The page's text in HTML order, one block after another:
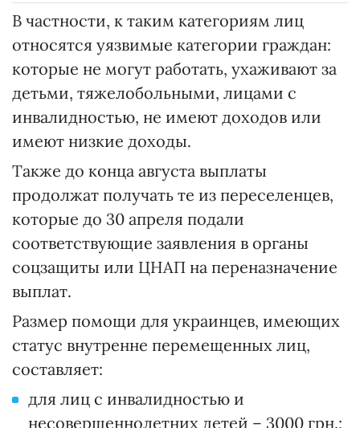
В частности, к таким категориям лиц
относятся уязвимые категории граждан:
которые не могут работать, ухаживают за
детьми, тяжелобольными, лицами с
инвалидностью, не имеют доходов или
имеют низкие доходы.
Также до конца августа выплаты
продолжат получать те из переселенцев,
которые до 30 апреля подали
соответствующие заявления в органы
соцзащиты или ЦНАП на переназначение
выплат.
Размер помощи для украинцев, имеющих
статус внутренне перемещенных лиц,
составляет:
для лиц с инвалидностью и
несовершеннолетних детей – 3000 грн.;